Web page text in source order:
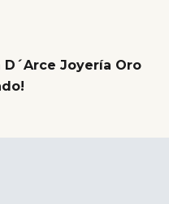
D´Arce Joyería Oro